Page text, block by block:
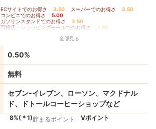
ECサイトでのお得さ 3.50 スーパーでのお得さ 3.50
コンビニでのお得さ 5.00
ガソリンスタンドでのお得さ 3.50
百貨店・ショッピングモールでのお得さ 3.50
3.50｜
ドラッグストアでのお得さ
公共料金支払いでのお得さ
クレカ積立でのお得さ
その他の店舗・サービスでのお得さ 3.50｜
ポイントの貯めやすさ
ポイントの使いやすさ
全部見る
0.50%
無料
セブン‐イレブン、ローソン、マクドナル
ド、ドトールコーヒーショップなど
8%(＊ 1)貯まるポイント Vポイント